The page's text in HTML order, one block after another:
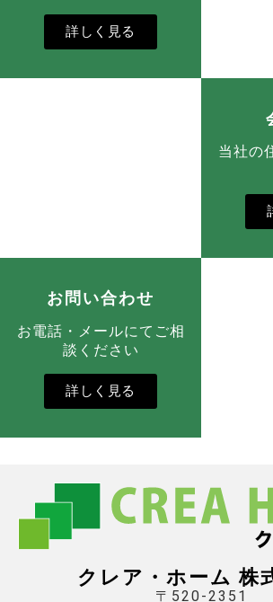
詳しく見る
当社の
お問い合わせ
お電話・メールにてご相
談ください
詳しく見る
クレア・ホーム 株
〒520-2351